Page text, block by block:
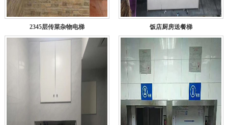
2345层传菜杂物电梯 饭店厨房送餐梯